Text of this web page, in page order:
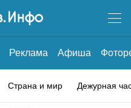
Реклама Афиша
Страна и мир Дежурная